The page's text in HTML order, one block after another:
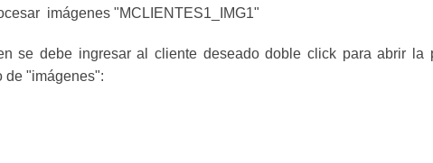
imágenes "MCLIENTES1_IMG1"
se debe ingresar al cliente deseado doble click para abrir la
de "imágenes":